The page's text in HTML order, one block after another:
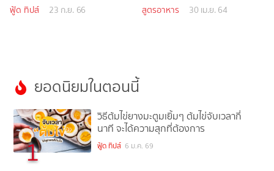
ฟู้ด ทิปส์ 23 ก.ย. 66 สูตรอาหาร 30 เม.ย. 64
ยอดนิยมในตอนนี้
1
วิธีต้มไข่ยางมะตูมเยิ้มๆ ต้มไข่จับเวลากี่
นาที จะได้ความสุกที่ต้องการ
ฟู้ด ทิปส์ 6 ม.ค. 69